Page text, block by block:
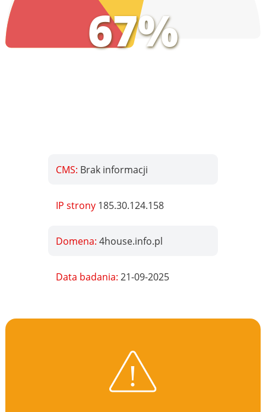
67%
CMS: Brak informacji
IP strony 185.30.124.158
Domena:4house.info.pl
Data badania:21-09-2025